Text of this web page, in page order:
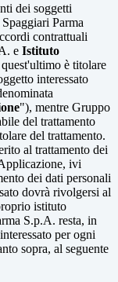
dei soggetti
Parma
contrattuali
e Istituto
quest'ultimo è titolare
interessato
"), mentre Gruppo
del trattamento
del trattamento.
al trattamento dei
ivi
dei dati personali
dovrà rivolgersi al
istituto
S.p.A. resta, in
per ogni
sopra, al seguente